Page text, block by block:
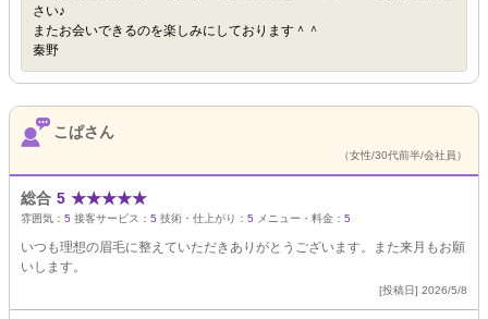
さい♪
またお会いできるのを楽しみにしております＾＾
秦野
こぱさん
（女性/30代前半/会社員）
総合 5 ★★★★★
雰囲気： 5 接客サービス： 5 技術・仕上がり： 5 メニュー・料金： 5
いつも理想の眉毛に整えていただきありがとうございます。また来月もお願
いします。
[投稿日] 2026/5/8